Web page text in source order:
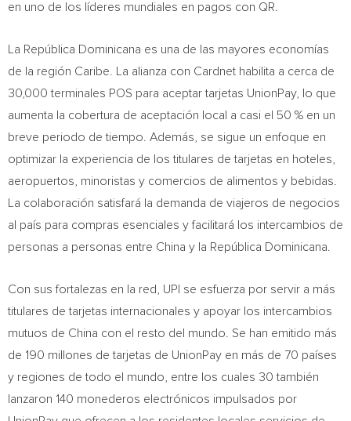
en uno de los líderes mundiales en pagos con QR.
La República Dominicana es una de las mayores economías
de la región Caribe. La alianza con Cardnet habilita a cerca de
30,000 terminales POS para aceptar tarjetas UnionPay, lo que
aumenta la cobertura de aceptación local a casi el 50 % en un
breve periodo de tiempo. Además, se sigue un enfoque en
optimizar la experiencia de los titulares de tarjetas en hoteles,
aeropuertos, minoristas y comercios de alimentos y bebidas.
La colaboración satisfará la demanda de viajeros de negocios
al país para compras esenciales y facilitará los intercambios de
personas a personas entre China y la República Dominicana.
Con sus fortalezas en la red, UPI se esfuerza por servir a más
titulares de tarjetas internacionales y apoyar los intercambios
mutuos de China con el resto del mundo. Se han emitido más
de 190 millones de tarjetas de UnionPay en más de 70 países
y regiones de todo el mundo, entre los cuales 30 también
lanzaron 140 monederos electrónicos impulsados por